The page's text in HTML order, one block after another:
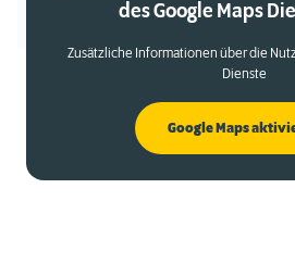
des Google Maps
Zusätzliche Informationen über die
Dienste
Google Maps